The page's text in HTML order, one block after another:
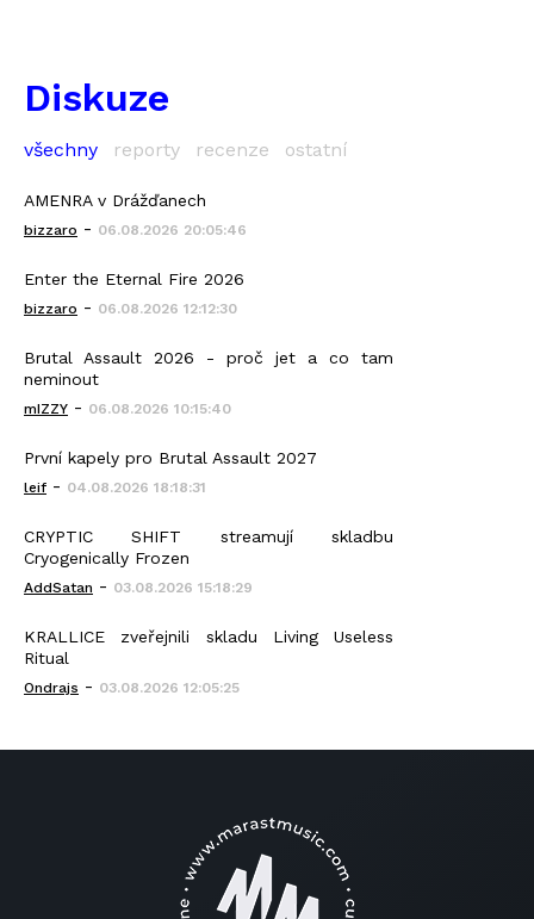
Diskuze
všechny reporty recenze ostatní
AMENRA v Drážďanech
bizzaro - 06.08.2026 20:05:46
Enter the Eternal Fire 2026
bizzaro - 06.08.2026 12:12:30
Brutal Assault 2026 - proč jet a co tam
neminout
mIZZY - 06.08.2026 10:15:40
První kapely pro Brutal Assault 2027
leif - 04.08.2026 18:18:31
CRYPTIC SHIFT streamují skladbu
Cryogenically Frozen
AddSatan - 03.08.2026 15:18:29
KRALLICE zveřejnili skladu Living Useless
Ritual
Ondrajs - 03.08.2026 12:05:25